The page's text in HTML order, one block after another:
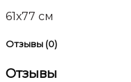
61х77 см
Отзывы (0)
Отзывы